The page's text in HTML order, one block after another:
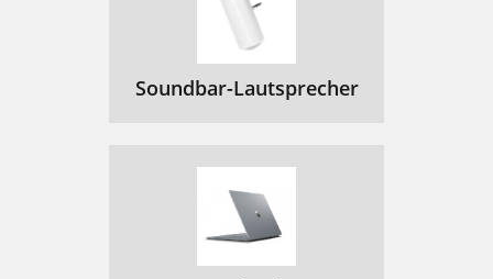
Soundbar-Lautsprecher